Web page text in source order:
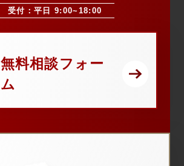
受付：平日 9:00~18:00
無料相談フォー
ム